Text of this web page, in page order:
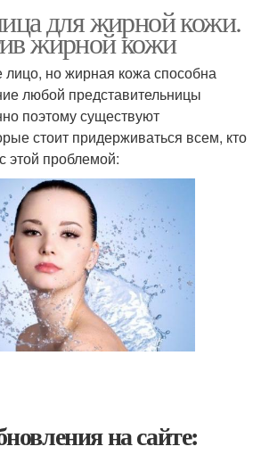
для жирной кожи.
жирной кожи
лицо, но жирная кожа способна
любой представительницы
поэтому существуют
стоит придерживаться всем, кто
этой проблемой:
на сайте: